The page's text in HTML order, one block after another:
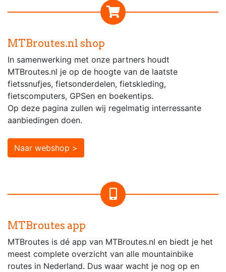
MTBroutes.nl shop
In samenwerking met onze partners houdt
MTBroutes.nl je op de hoogte van de laatste
fietssnufjes, fietsonderdelen, fietskleding,
fietscomputers, GPSen en boekentips.
Op deze pagina zullen wij regelmatig interressante
aanbiedingen doen.
Naar webshop >
MTBroutes app
MTBroutes is dé app van MTBroutes.nl en biedt je het
meest complete overzicht van alle mountainbike
routes in Nederland. Dus waar wacht je nog op en